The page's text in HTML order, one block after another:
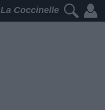
La Coccinelle